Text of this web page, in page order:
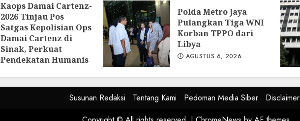
Kaops Damai Cartenz-
2026 Tinjau Pos
Satgas Kepolisian Ops
Damai Cartenz di
Sinak, Perkuat
Pendekatan Humanis
Polda Metro Jaya
Pulangkan Tiga WNI
Korban TPPO dari
Libya
AGUSTUS 6, 2026
Susunan Redaksi Tentang Kami Pedoman Media Siber
Disclaimer